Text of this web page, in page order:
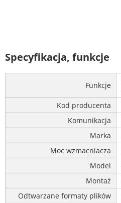
Specyfikacja, funkcje
Funkcje
Kod producenta
Komunikacja
Marka
Moc wzmacniacza
Model
Montaż
Odtwarzane formaty plików